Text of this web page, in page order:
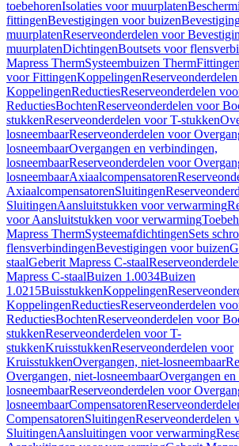
toebehorenIsolaties voor muurplaten
fittingenBevestigingen voor buizen
muurplatenReserveonderdelen voor
muurplatenDichtingenBoutsets voor
Mapress ThermSysteembuizen ThermFittingen
voor FittingenKoppelingen
KoppelingenReductiesReserveonderdelen
ReductiesBochtenReserveonderdelen voor
stukkenReserveonderdelen voor T-stukken
losneembaarReserveonderdelen voor
losneembaarOvergangen en verbindingen,
losneembaarReserveonderdelen voor
losneembaarAxiaalcompensatoren
AxiaalcompensatorenSluitingen
SluitingenAansluitstukken voor verwarming
voor Aansluitstukken voor verwarming
Mapress ThermSysteemafdichtingenSets
flensverbindingenBevestigingen voor buizen
staalGeberit Mapress C-staal
Mapress C-staalBuizen 1.0034Buizen
1.0215BuisstukkenKoppelingen
KoppelingenReductiesReserveonderdelen
ReductiesBochtenReserveonderdelen voor
stukkenReserveonderdelen voor T-
stukkenKruisstukkenReserveonderdelen voor
KruisstukkenOvergangen, niet-losneembaar
Overgangen, niet-losneembaarOvergangen
losneembaarReserveonderdelen voor
losneembaarCompensatoren
CompensatorenSluitingenReserveonderdelen
SluitingenAansluitingen voor verwarming